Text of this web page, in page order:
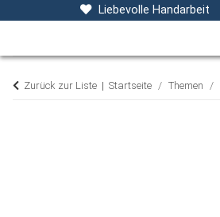
Liebevolle Handarbeit
Baby- & Kinderkleidung
Zurück zur Liste Startseite Themen